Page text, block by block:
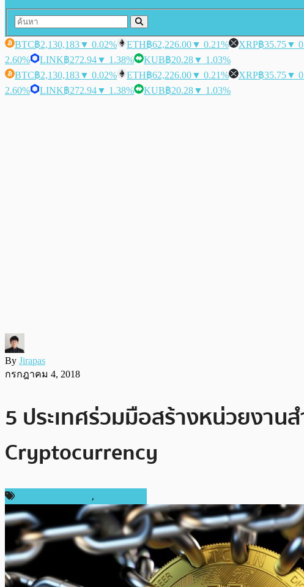
BTC฿2,130,183▼ 0.02% ETH฿62,226.00▼ 0.21% XRP฿35.75▼
2.60%
LINK฿272.94▼ 1.38% KUB฿20.28▼ 1.03%
BTC฿2,130,183▼ 0.02% ETH฿62,226.00▼ 0.21% XRP฿35.75▼
2.60%
LINK฿272.94▼ 1.38% KUB฿20.28▼ 1.03%
By Jirapas
กรกฎาคม 4, 2018
5 ประเทศร่วมมือสร้างหน่วยงา
Cryptocurrency
,